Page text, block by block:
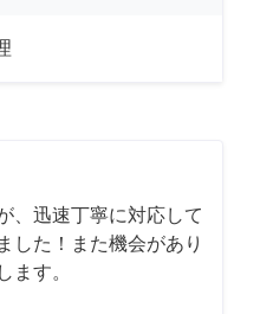
、迅速丁寧に対応して
した！また機会があり
ます。